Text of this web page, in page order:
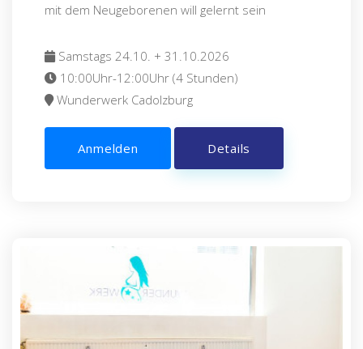
mit dem Neugeborenen will gelernt sein
Samstags 24.10. + 31.10.2026
10:00Uhr-12:00Uhr (4 Stunden)
Wunderwerk Cadolzburg
Anmelden Details